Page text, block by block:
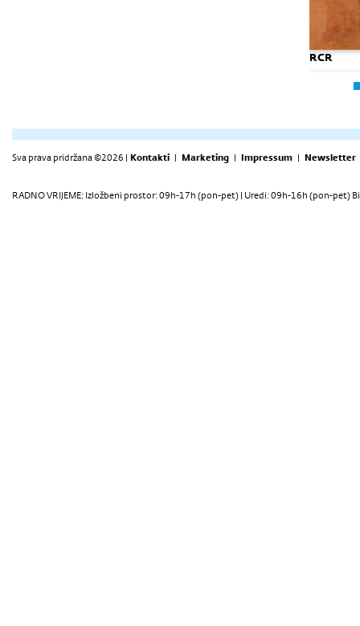
RCR
Sva prava pridržana ©2026 | Kontakti | Marketing | Impressum | Newsletter
RADNO VRIJEME: Izložbeni prostor: 09h-17h (pon-pet) | Uredi: 09h-16h (pon-pet)